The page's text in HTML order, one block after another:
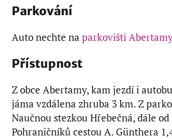
Parkování
Auto nechte na parkovišti Abertamy
Přístupnost
Z obce Abertamy, kam jezdí i
jáma vzdálena zhruba 3 km. Z
Naučnou stezkou Hřebečná, dále
Pohraničníků cestou A. Günthera